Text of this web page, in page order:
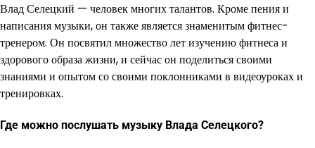
Влад Селецкий — человек многих талантов. Кроме пения и
написания музыки, он также является знаменитым фитнес-
тренером. Он посвятил множество лет изучению фитнеса и
здорового образа жизни, и сейчас он поделиться своими
знаниями и опытом со своими поклонниками в видеоуроках и
тренировках.
Где можно послушать музыку Влада Селецкого?